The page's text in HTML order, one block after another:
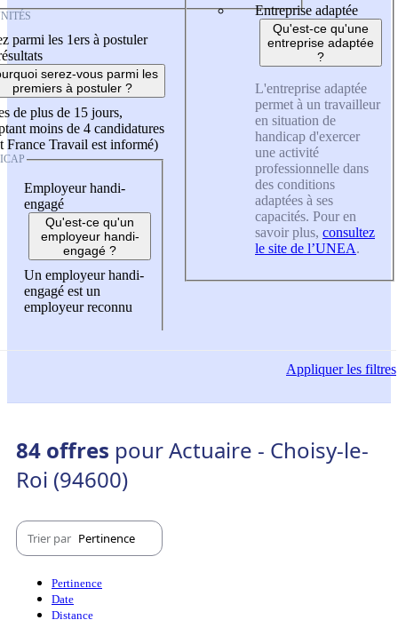
parmi les 1ers à postuler
serez-vous parmi les
premiers à postuler ?
de plus de 15 jours,
moins de 4 candidatures
France Travail est informé)
Employeur handi-
engagé
Qu'est-ce qu'un
employeur handi-
engagé ?
Un employeur handi-
engagé est un
employeur reconnu
Entreprise adaptée
Qu'est-ce qu'une
entreprise adaptée
?
L'entreprise adaptée
permet à un travailleur
en situation de
handicap d'exercer
une activité
professionnelle dans
des conditions
adaptées à ses
capacités. Pour en
savoir plus, consultez
le site de l’UNEA.
Appliquerles filtres
84 offres pour Actuaire - Choisy-le-
Roi (94600)
Trier par Pertinence
Pertinence
Date
Distance